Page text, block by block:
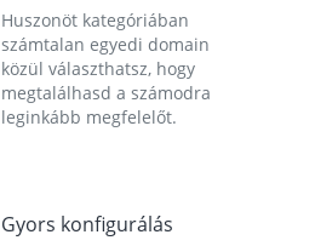
Huszonöt kategóriában
számtalan egyedi domain
közül választhatsz, hogy
megtalálhasd a számodra
leginkább megfelelőt.
Gyors konfigurálás